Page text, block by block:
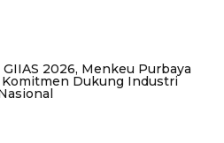
2026, Menkeu Purbaya
Komitmen Dukung Industri